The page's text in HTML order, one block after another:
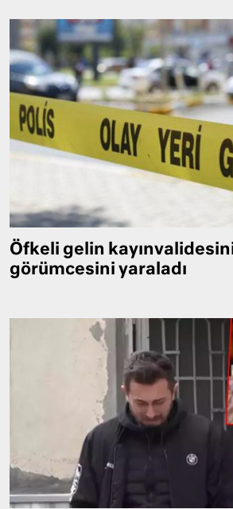
Öfkeli gelin
görümcesini yaraladı